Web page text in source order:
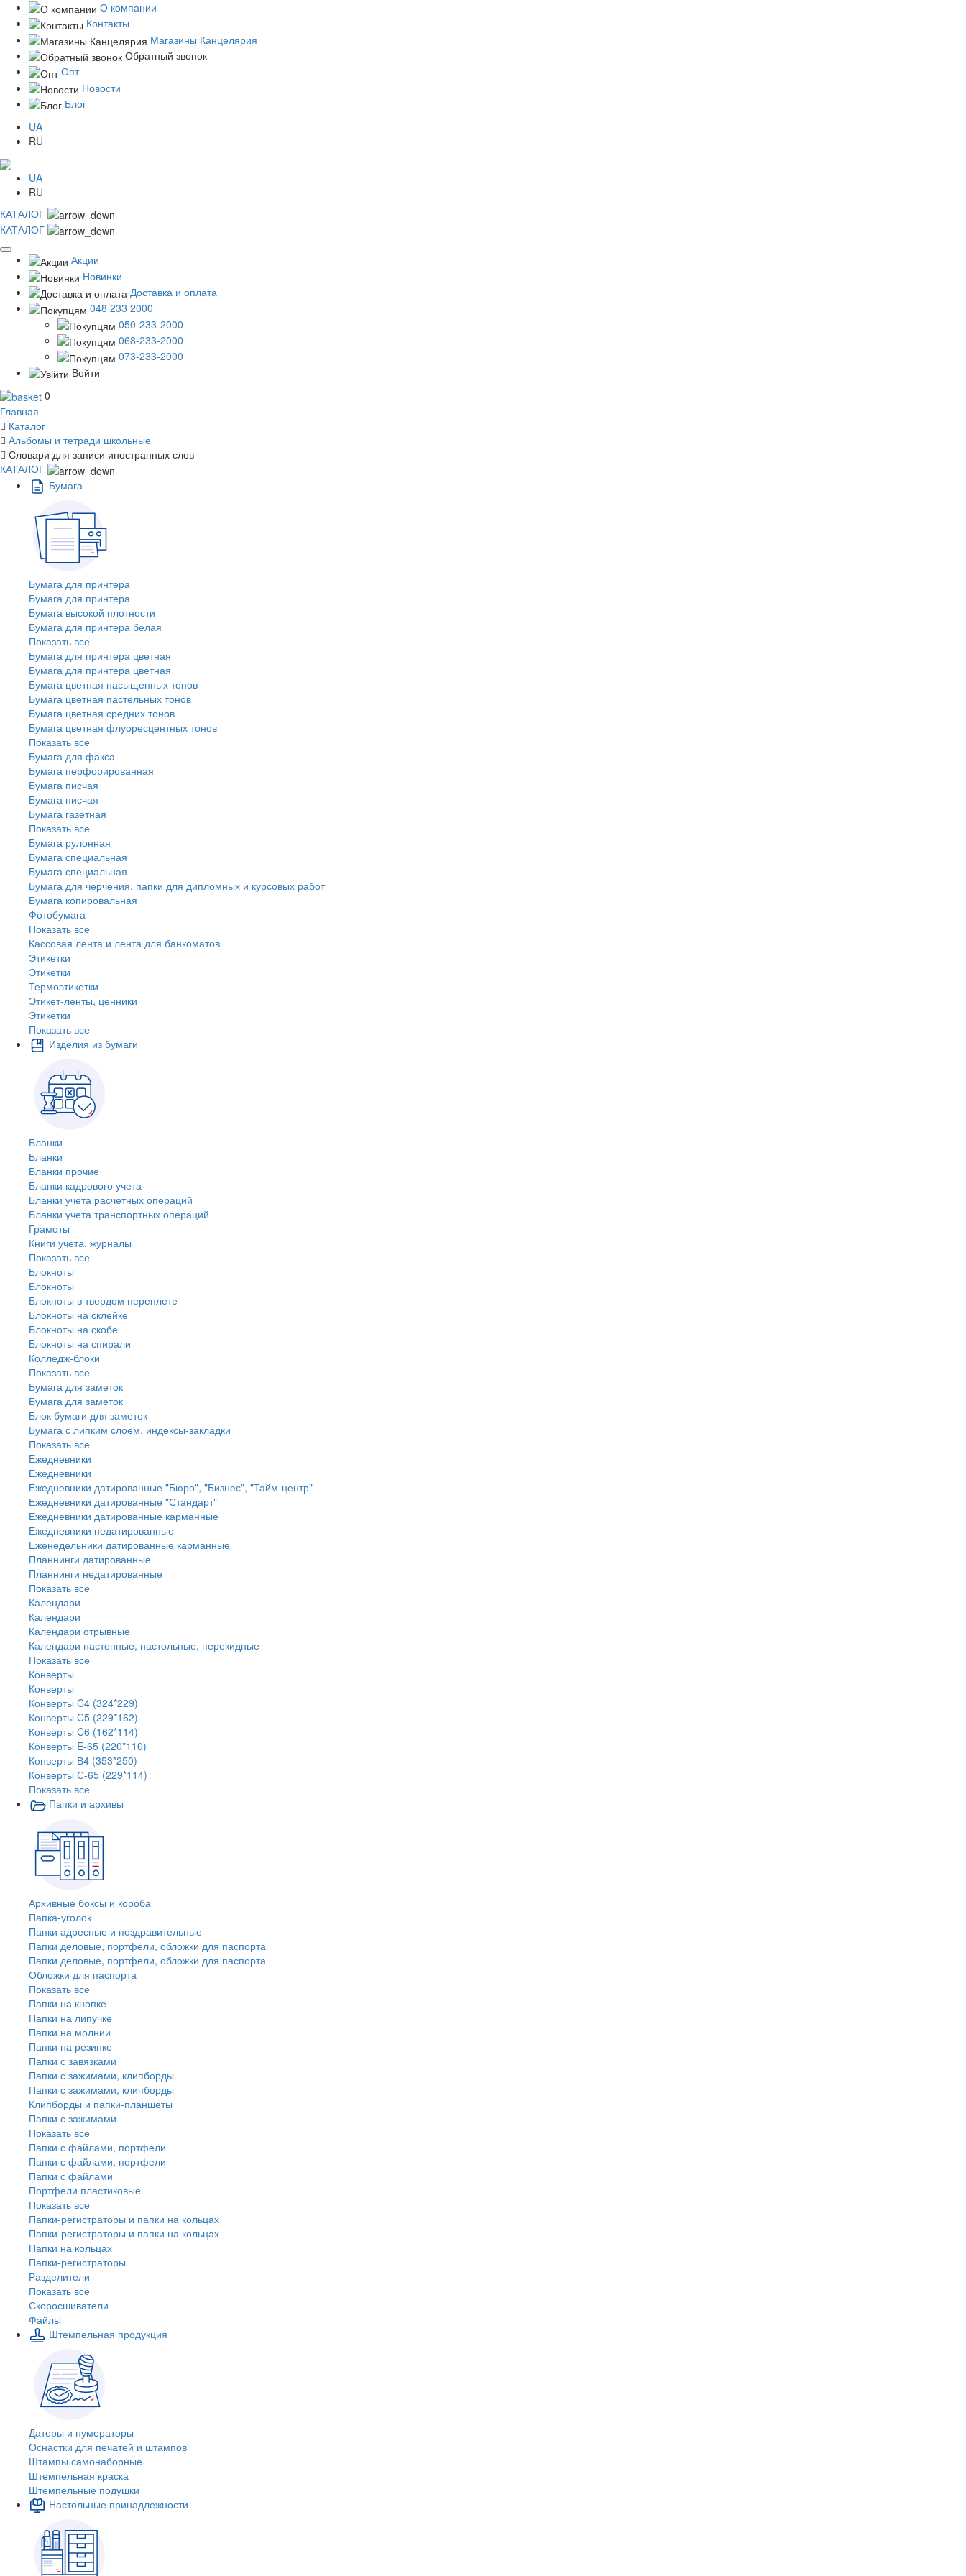
О компании
Контакты
Магазины Канцелярия
Обратный звонок
Опт
Новости
Блог
UA
RU
UA
RU
КАТАЛОГ
КАТАЛОГ
Акции
Новинки
Доставка и оплата
048 233 2000
050-233-2000
068-233-2000
073-233-2000
Войти
0
Главная
Каталог
Альбомы и тетради школьные
Словари для записи иностранных слов
КАТАЛОГ
Бумага
Бумага для принтера
Бумага для принтера
Бумага высокой плотности
Бумага для принтера белая
Показать все
Бумага для принтера цветная
Бумага для принтера цветная
Бумага цветная насыщенных тонов
Бумага цветная пастельных тонов
Бумага цветная средних тонов
Бумага цветная флуоресцентных тонов
Показать все
Бумага для факса
Бумага перфорированная
Бумага писчая
Бумага писчая
Бумага газетная
Показать все
Бумага рулонная
Бумага специальная
Бумага специальная
Бумага для черчения, папки для дипломных и курсовых работ
Бумага копировальная
Фотобумага
Показать все
Кассовая лента и лента для банкоматов
Этикетки
Этикетки
Термоэтикетки
Этикет-ленты, ценники
Этикетки
Показать все
Изделия из бумаги
Бланки
Бланки
Бланки прочие
Бланки кадрового учета
Бланки учета расчетных операций
Бланки учета транспортных операций
Грамоты
Книги учета, журналы
Показать все
Блокноты
Блокноты
Блокноты в твердом переплете
Блокноты на склейке
Блокноты на скобе
Блокноты на спирали
Колледж-блоки
Показать все
Бумага для заметок
Бумага для заметок
Блок бумаги для заметок
Бумага с липким слоем, индексы-закладки
Показать все
Ежедневники
Ежедневники
Ежедневники датированные "Бюро", "Бизнес", "Тайм-центр"
Ежедневники датированные "Стандарт"
Ежедневники датированные карманные
Ежедневники недатированные
Еженедельники датированные карманные
Планнинги датированные
Планнинги недатированные
Показать все
Календари
Календари
Календари отрывные
Календари настенные, настольные, перекидные
Показать все
Конверты
Конверты
Конверты C4 (324*229)
Конверты C5 (229*162)
Конверты C6 (162*114)
Конверты E-65 (220*110)
Конверты В4 (353*250)
Конверты С-65 (229*114)
Показать все
Папки и архивы
Архивные боксы и короба
Папка-уголок
Папки адресные и поздравительные
Папки деловые, портфели, обложки для паспорта
Папки деловые, портфели, обложки для паспорта
Обложки для паспорта
Показать все
Папки на кнопке
Папки на липучке
Папки на молнии
Папки на резинке
Папки с завязками
Папки с зажимами, клипборды
Папки с зажимами, клипборды
Клипборды и папки-планшеты
Папки с зажимами
Показать все
Папки с файлами, портфели
Папки с файлами, портфели
Папки с файлами
Портфели пластиковые
Показать все
Папки-регистраторы и папки на кольцах
Папки-регистраторы и папки на кольцах
Папки на кольцах
Папки-регистраторы
Разделители
Показать все
Скоросшиватели
Файлы
Штемпельная продукция
Датеры и нумераторы
Оснастки для печатей и штампов
Штампы самонаборные
Штемпельная краска
Штемпельные подушки
Настольные принадлежности